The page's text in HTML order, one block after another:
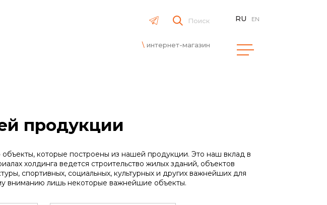
Поиск
интернет-магазин
RU EN
продукции
которые построены из нашей продукции. Это наш вклад в
холдинга ведется строительство жилых зданий, объектов
спортивных, социальных, культурных и других важнейших для
вниманию лишь некоторые важнейшие объекты.